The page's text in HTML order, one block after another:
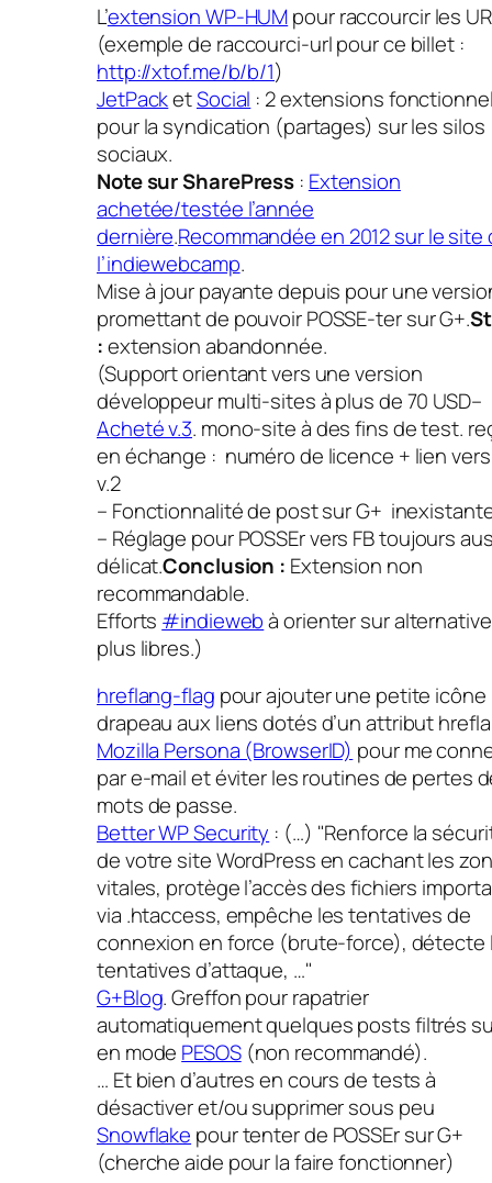
L’extension WP-HUMpour raccourcir les
(exemple de raccourci-url pour ce billet :
http://xtof.me/b/b/1)
JetPacketSocial : 2 extensions
pour la syndication (partages) sur les silos
sociaux.
Note sur SharePress : Extension
achetée/testée l’année
dernière.Recommandée en 2012 sur le site
l’indiewebcamp.
Mise à jour payante depuis pour une
promettant de pouvoir POSSE-ter sur G+.
:extension abandonnée.
(Support orientant vers une version
développeur multi-sites à plus de 70 USD–
Acheté v.3. mono-site à des fins de test.
en échange : numéro de licence + lien
v.2
– Fonctionnalité de post sur G+
– Réglage pour POSSEr vers FB toujours
délicat.Conclusion : Extension non
recommandable.
Efforts #indiewebà orienter sur
plus libres.)
hreflang-flag pour ajouter une petite icône
drapeau aux liens dotés d’un attribut
Mozilla Persona (BrowserID) pour me
par e-mail et éviter les routines de pertes
mots de passe.
Better WP Security : (…) Renforce la
de votre site WordPress en cachant les
vitales, protège l’accès des fichiers
via .htaccess, empêche les tentatives de
connexion en force (brute-force), détecte
tentatives d’attaque, …
G+Blog. Greffon pour rapatrier
automatiquement quelques posts filtrés
en mode PESOS(non recommandé).
… Et bien d’autres en cours de tests à
désactiver et/ou supprimer sous peu
Snowflake pour tenter de POSSEr sur G+
(cherche aide pour la faire fonctionner)